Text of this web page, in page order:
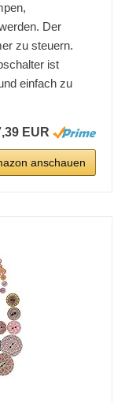
Der
zu steuern.
ist
einfach zu
EUR
anschauen